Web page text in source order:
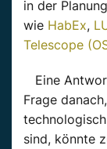
in der
wie HabEx,
Telescope
Eine
Frage
sind, könnte